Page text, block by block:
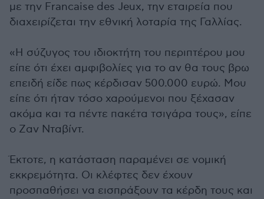
με την Francaise des Jeux, την εταιρεία που
διαχειρίζεται την εθνική λοταρία της Γαλλίας.
«Η σύζυγος του ιδιοκτήτη του περιπτέρου μου
είπε ότι έχει αμφιβολίες για το αν θα τους βρω
επειδή είδε πως κέρδισαν 500.000 ευρώ. Μου
είπε ότι ήταν τόσο χαρούμενοι που ξέχασαν
ακόμα και τα πέντε πακέτα τσιγάρα τους», είπε
ο Ζαν Νταβίντ.
Έκτοτε, η κατάσταση παραμένει σε νομική
εκκρεμότητα. Οι κλέφτες δεν έχουν
προσπαθήσει να εισπράξουν τα κέρδη τους και